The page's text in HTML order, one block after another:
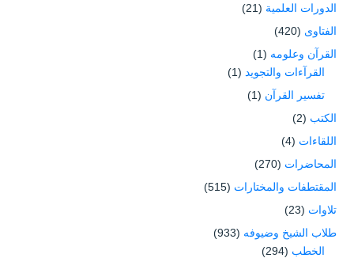
الدورات العلمية (21)
الفتاوى (420)
القرآن وعلومه (1)
القرآءات والتجويد (1)
تفسير القرآن (1)
الكتب (2)
اللقاءات (4)
المحاضرات (270)
المقتطفات والمختارات (515)
تلاوات (23)
طلاب الشيخ وضيوفه (933)
الخطب (294)